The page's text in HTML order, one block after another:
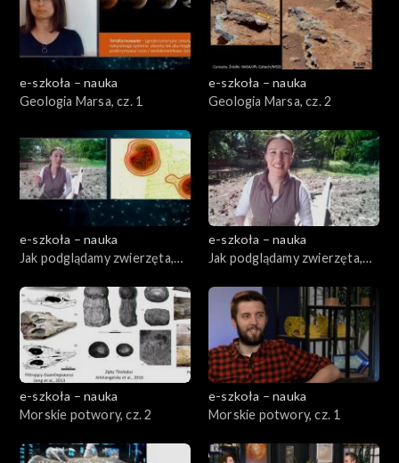
e-szkoła – nauka
Geologia Marsa, cz. 1
e-szkoła – nauka
Geologia Marsa, cz. 2
e-szkoła – nauka
Jak podglądamy zwierzęta,
e-szkoła – nauka
Jak podglądamy zwierzęta,
e-szkoła – nauka
Morskie potwory, cz. 2
e-szkoła – nauka
Morskie potwory, cz. 1